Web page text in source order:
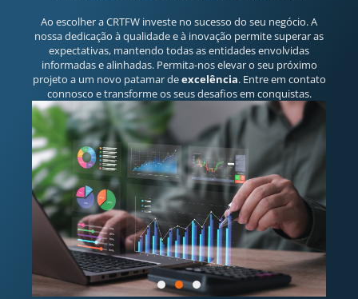
Ao escolher a CRTFW investe no sucesso do seu negócio. A
nossa dedicação à qualidade e à inovação permite superar as
expectativas, mantendo todas as entidades envolvidas
informadas e alinhadas. Permita-nos elevar o seu próximo
projeto a um novo patamar deexcelência. Entre em contato
connosco e transforme os seus desafios em conquistas.